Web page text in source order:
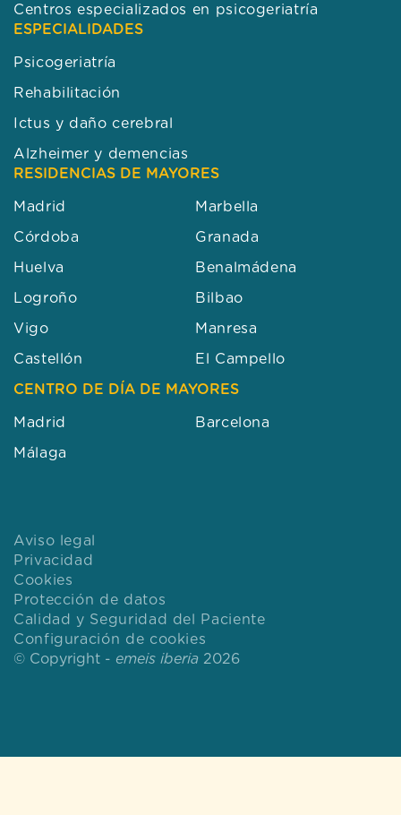
Centros especializados en psicogeriatría
ESPECIALIDADES
Psicogeriatría
Rehabilitación
Ictus y daño cerebral
Alzheimer y demencias
RESIDENCIAS DE MAYORES
Madrid Marbella
Córdoba Granada
Huelva Benalmádena
Logroño Bilbao
Vigo Manresa
Castellón El Campello
CENTRO DE DÍA DE MAYORES
Madrid Barcelona
Málaga
© Copyright - emeis iberia 2026
Aviso legal
Privacidad
Cookies
Protección de datos
Calidad y Seguridad del Paciente
Configuración de cookies